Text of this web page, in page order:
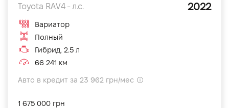
Toyota RAV4 - л.с. 2022
Вариатор
Полный
Гибрид, 2.5 л
66 241 км
Авто в кредит за 23 962 грн/мес
1 675 000 грн